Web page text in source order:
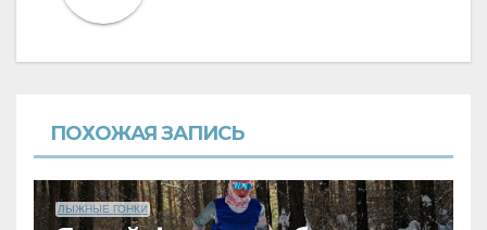
ПОХОЖАЯ ЗАПИСЬ
ЛЫЖНЫЕ ГОНКИ